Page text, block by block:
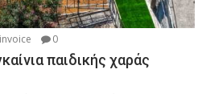
0
παιδικής χαράς